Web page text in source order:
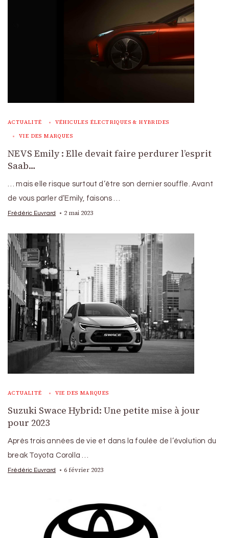
ACTUALITÉ VÉHICULES ÉLECTRIQUES & HYBRIDES
VIE DES MARQUES
NEVS Emily : Elle devait faire perdurer l’esprit
Saab…
… mais elle risque surtout d’être son dernier souffle. Avant
de vous parler d’Emily, faisons …
Frédéric Euvrard 2 mai 2023
ACTUALITÉ VIE DES MARQUES
Suzuki Swace Hybrid: Une petite mise à jour
pour 2023
Après trois années de vie et dans la foulée de l’évolution du
break Toyota Corolla …
Frédéric Euvrard 6 février 2023